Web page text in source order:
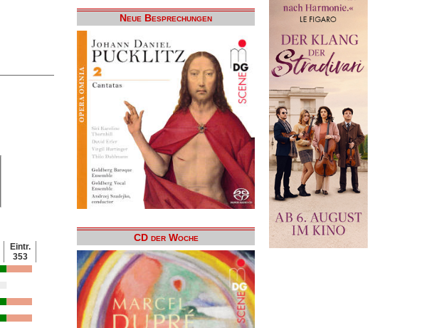
Eintr.
353
Neue Besprechungen
CD der Woche